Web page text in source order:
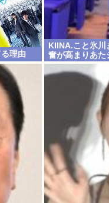
理由
KIINA.こと氷
奮が高まりあ